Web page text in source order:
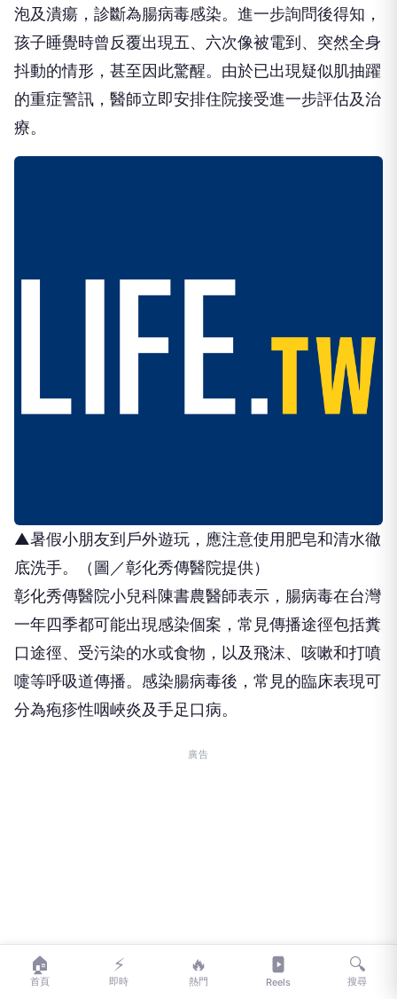
泡及潰瘍，診斷為腸病毒感染。進一步詢問後得知，
孩子睡覺時曾反覆出現五、六次像被電到、突然全身
抖動的情形，甚至因此驚醒。由於已出現疑似肌抽躍
的重症警訊，醫師立即安排住院接受進一步評估及治
療。
▲暑假小朋友到戶外遊玩，應注意使用肥皂和清水徹
底洗手。（圖／彰化秀傳醫院提供）
彰化秀傳醫院小兒科陳書農醫師表示，腸病毒在台灣
一年四季都可能出現感染個案，常見傳播途徑包括糞
口途徑、受污染的水或食物，以及飛沫、咳嗽和打噴
嚏等呼吸道傳播。感染腸病毒後，常見的臨床表現可
分為疱疹性咽峽炎及手足口病。
廣告
🏠
首頁
⚡
即時
🔥
熱門 Reels
🔍
搜尋